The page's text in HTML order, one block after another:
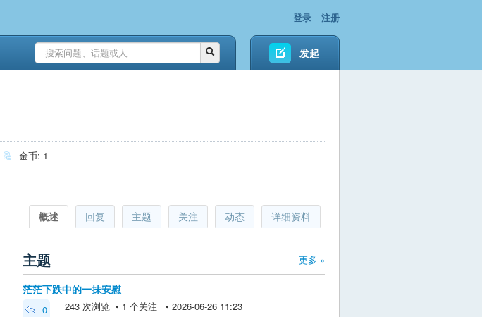
登录 注册
发起
 金币: 1
详细资料
动态
关注
主题
回复
概述
更多 »
主题
茫茫下跌中的一抹安慰
0 243 次浏览 • 1 个关注 • 2026-06-26 11:23